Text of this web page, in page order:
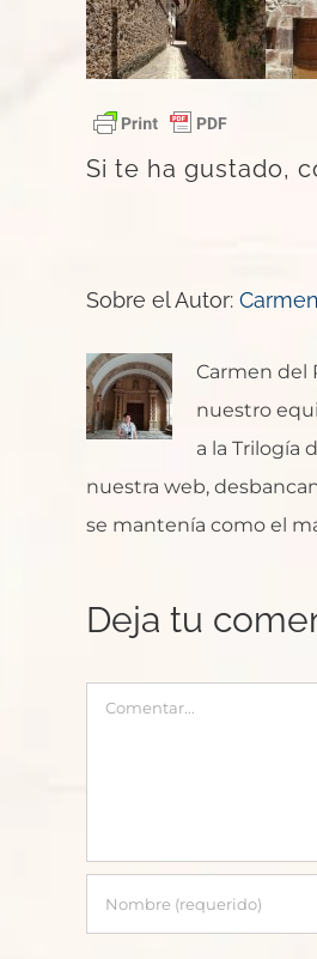
Si te ha gustado,
Sobre el Autor:
Carmen del
nuestro
a la Trilogía
nuestra web,
se mantenía como el
Deja tu
Comentar